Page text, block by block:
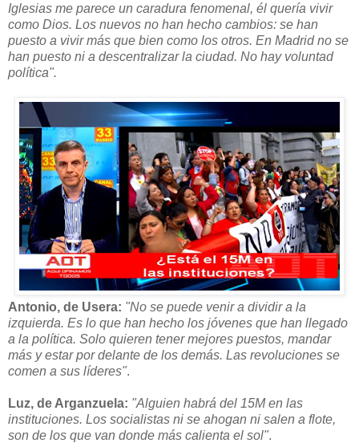
Iglesias me parece un caradura fenomenal, él quería vivir
como Dios. Los nuevos no han hecho cambios: se han
puesto a vivir más que bien como los otros. En Madrid no se
han puesto ni a descentralizar la ciudad. No hay voluntad
política".
Antonio, de Usera: "No se puede venir a dividir a la
izquierda. Es lo que han hecho los jóvenes que han llegado
a la política. Solo quieren tener mejores puestos, mandar
más y estar por delante de los demás. Las revoluciones se
comen a sus líderes".
Luz, de Arganzuela: "Alguien habrá del 15M en las
instituciones. Los socialistas ni se ahogan ni salen a flote,
son de los que van donde más calienta el sol".